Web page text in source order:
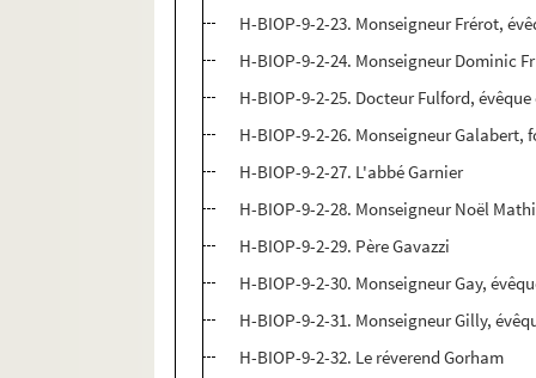
H-BIOP-9-2-23. Monseigneur Frérot,
H-BIOP-9-2-24. Monseigneur Dominic
H-BIOP-9-2-25. Docteur Fulford,
H-BIOP-9-2-26. Monseigneur Galabert,
H-BIOP-9-2-27. L'abbé Garnier
H-BIOP-9-2-28. Monseigneur Noël
H-BIOP-9-2-29. Père Gavazzi
H-BIOP-9-2-30. Monseigneur Gay,
H-BIOP-9-2-31. Monseigneur Gilly,
H-BIOP-9-2-32. Le réverend Gorham